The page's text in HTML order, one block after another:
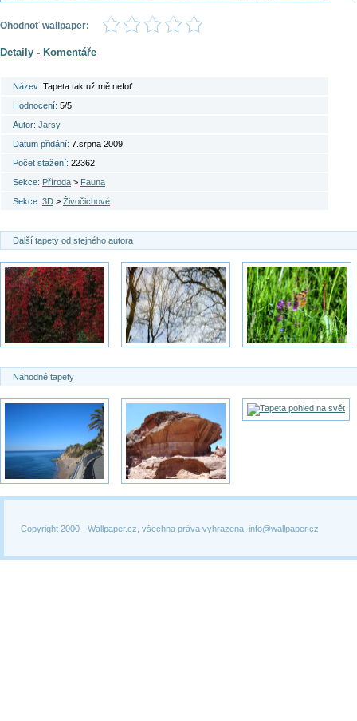
Ohodnoť wallpaper:
Detaily - Komentáře
Název: Tapeta tak už mě nefoť...
Hodnocení: 5/5
Autor: Jarsy
Datum přidání: 7.srpna 2009
Počet stažení: 22362
Sekce: Příroda > Fauna
Sekce: 3D > Živočichové
Další tapety od stejného autora
Náhodné tapety
Copyright 2000 - Wallpaper.cz, všechna práva vyhrazena, info@wallpaper.cz